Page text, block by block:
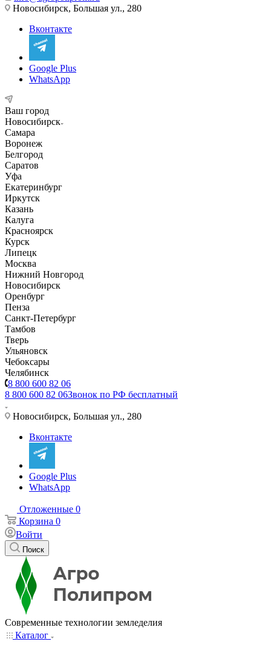
Новосибирск, Большая ул., 280
Вконтакте
Google Plus
WhatsApp
Ваш город
Новосибирск
Самара
Воронеж
Белгород
Саратов
Уфа
Екатеринбург
Иркутск
Казань
Калуга
Красноярск
Курск
Липецк
Москва
Нижний Новгород
Новосибирск
Оренбург
Пенза
Санкт-Петербург
Тамбов
Тверь
Ульяновск
Чебоксары
Челябинск
8 800 600 82 06
8 800 600 82 06Звонок по РФ бесплатный
Новосибирск, Большая ул., 280
Вконтакте
Google Plus
WhatsApp
Отложенные 0
Корзина 0
Войти
Поиск
Современные технологии земледелия
Каталог